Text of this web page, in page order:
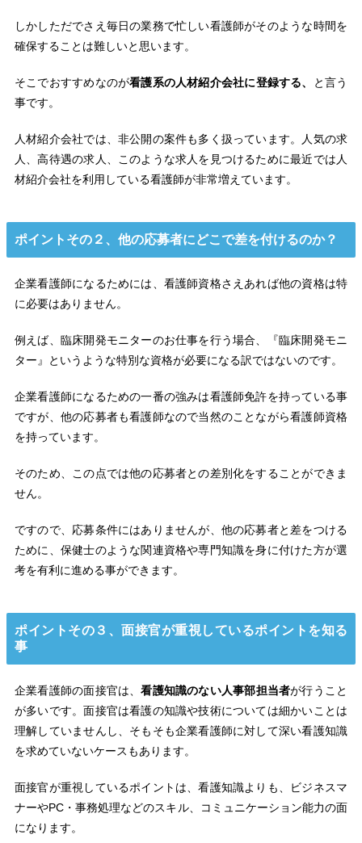
しかしただでさえ毎日の業務で忙しい看護師がそのような時間を
確保することは難しいと思います。
そこでおすすめなのが看護系の人材紹介会社に登録する、
と言う
事です。
人材紹介会社では、非公開の案件も多く扱っています。人気の求
人、高待遇の求人、このような求人を見つけるために最近では人
材紹介会社を利用している看護師が非常増えています。
ポイントその２、他の応募者にどこで差を付けるのか？
企業看護師になるためには、看護師資格さえあれば他の資格は特
に必要はありません。
例えば、臨床開発モニターのお仕事を行う場合、『臨床開発モニ
ター』というような特別な資格が必要になる訳ではないのです。
企業看護師になるための一番の強みは看護師免許を持っている事
ですが、他の応募者も看護師なので当然のことながら看護師資格
を持っています。
そのため、この点では他の応募者との差別化をすることができま
せん。
ですので、応募条件にはありませんが、他の応募者と差をつける
ために、保健士のような関連資格や専門知識を身に付けた方が選
考を有利に進める事ができます。
ポイントその３、面接官が重視しているポイントを知る
事
企業看護師の面接官は、看護知識のない人事部担当者が行うこと
が多いです。面接官は看護の知識や技術については細かいことは
理解していませんし、そもそも企業看護師に対して深い看護知識
を求めていないケースもあります。
面接官が重視しているポイントは、看護知識よりも、ビジネスマ
ナーやPC・事務処理などのスキル、コミュニケーション能力の面
になります。